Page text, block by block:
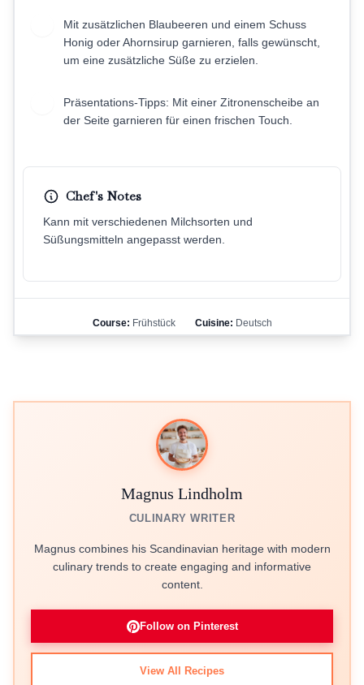
Mit zusätzlichen Blaubeeren und einem Schuss
Honig oder Ahornsirup garnieren, falls gewünscht,
um eine zusätzliche Süße zu erzielen.
Präsentations-Tipps: Mit einer Zitronenscheibe an
der Seite garnieren für einen frischen Touch.
Chef's Notes
Kann mit verschiedenen Milchsorten und
Süßungsmitteln angepasst werden.
Course: Frühstück Cuisine: Deutsch
Magnus Lindholm
CULINARY WRITER
Magnus combines his Scandinavian heritage with modern
culinary trends to create engaging and informative
content.
Follow on Pinterest
View All Recipes